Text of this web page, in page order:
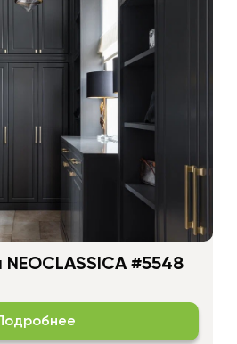
#5548